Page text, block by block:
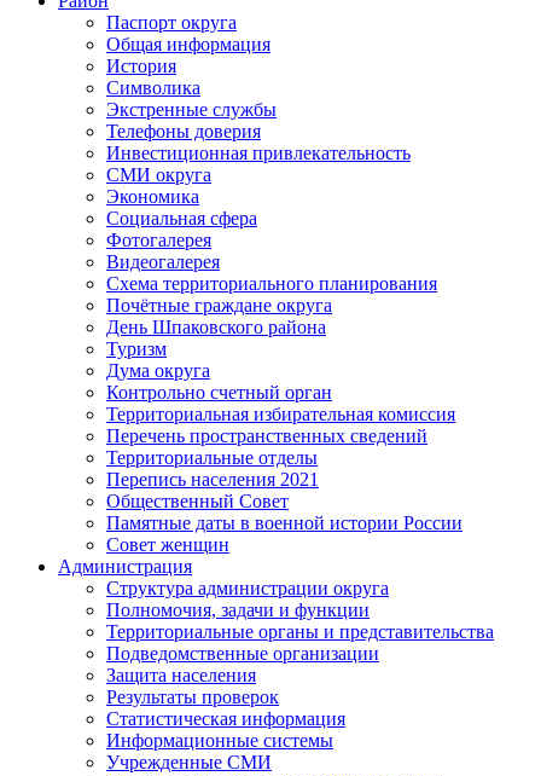
Паспорт округа
Общая информация
История
Символика
Экстренные службы
Телефоны доверия
Инвестиционная привлекательность
СМИ округа
Экономика
Социальная сфера
Фотогалерея
Видеогалерея
Схема территориального планирования
Почётные граждане округа
День Шпаковского района
Туризм
Дума округа
Контрольно счетный орган
Территориальная избирательная комиссия
Перечень пространственных сведений
Территориальные отделы
Перепись населения 2021
Общественный Совет
Памятные даты в военной истории России
Совет женщин
Администрация
Структура администрации округа
Полномочия, задачи и функции
Территориальные органы и представительства
Подведомственные организации
Защита населения
Результаты проверок
Статистическая информация
Информационные системы
Учрежденные СМИ